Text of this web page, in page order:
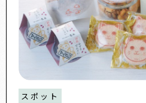
スポット